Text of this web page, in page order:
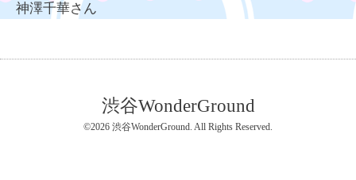
神澤千華さん
渋谷WonderGround
©2026 渋谷WonderGround. All Rights Reserved.